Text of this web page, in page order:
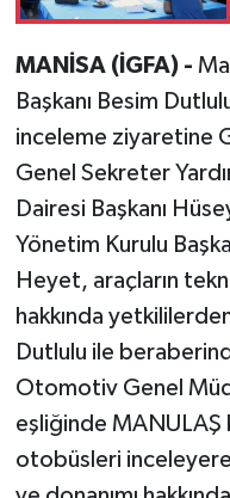
MANİSA (İGFA) -
Başkanı Besim
inceleme ziyaretine
Genel Sekreter
Dairesi Başkanı
Yönetim Kurulu
Heyet, araçların
hakkında
Dutlulu ile
Otomotiv Genel
eşliğinde MANULAŞ
otobüsleri